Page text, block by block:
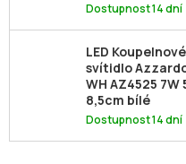
Dostupnost 14 dní
LED
svítidlo Azzardo
WH AZ4525 7W
8,5cm bílé
Dostupnost 14 dní